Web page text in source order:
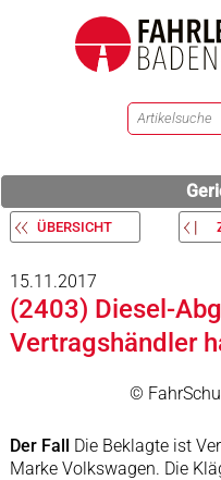
ÜBERSICHT
15.11.2017
(2403) Diesel-
Vertragshändler
©
Der Fall Die Beklagte ist
Marke Volkswagen. Die